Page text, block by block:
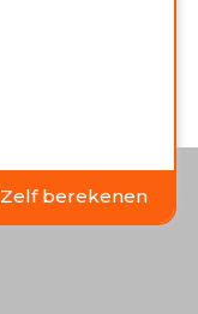
Zelf berekenen